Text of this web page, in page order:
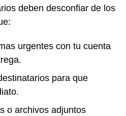
deben desconfiar de los
urgentes con tu cuenta
para que
o archivos adjuntos